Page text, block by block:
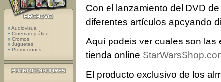
Con el lanzamiento del DVD
diferentes artículos apoyando
Aquí podeis ver cuales son las
tienda online
El producto exclusivo de los
Audiovisual
Cinematográfico
Cromos
Juguetes
Promociones